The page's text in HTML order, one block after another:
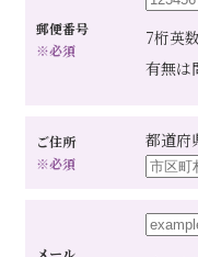
郵便番号
※必須
7桁英
有無は
ご住所
※必須
都道府